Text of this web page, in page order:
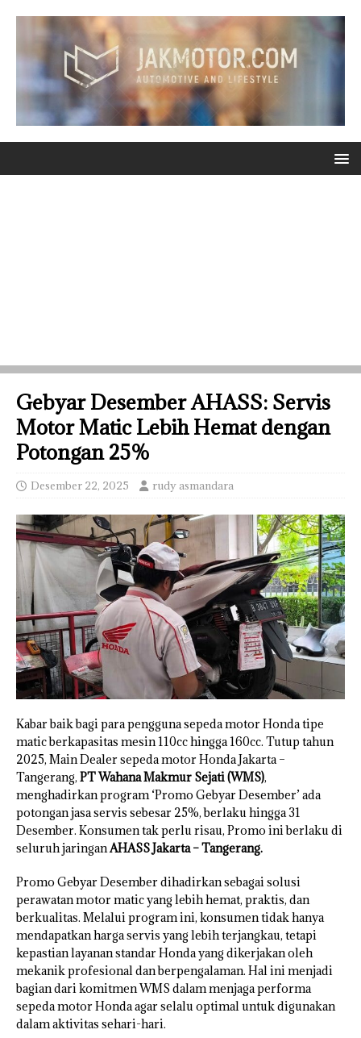
Gebyar Desember AHASS: Servis
Motor Matic Lebih Hemat dengan
Potongan 25%
Desember 22, 2025 rudy asmandara
Kabar baik bagi para pengguna sepeda motor Honda tipe
matic berkapasitas mesin 110cc hingga 160cc. Tutup tahun
2025, Main Dealer sepeda motor Honda Jakarta –
Tangerang, PT Wahana Makmur Sejati (WMS),
menghadirkan program ‘Promo Gebyar Desember’ ada
potongan jasa servis sebesar 25%, berlaku hingga 31
Desember. Konsumen tak perlu risau, Promo ini berlaku di
seluruh jaringanAHASS Jakarta – Tangerang.
Promo Gebyar Desember dihadirkan sebagai solusi
perawatan motor matic yang lebih hemat, praktis, dan
berkualitas. Melalui program ini, konsumen tidak hanya
mendapatkan harga servis yang lebih terjangkau, tetapi
kepastian layanan standar Honda yang dikerjakan oleh
mekanik profesional dan berpengalaman. Hal ini menjadi
bagian dari komitmen WMS dalam menjaga performa
sepeda motor Honda agar selalu optimal untuk digunakan
dalam aktivitas sehari-hari.